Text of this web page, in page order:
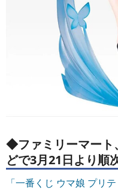
◆ファミリーマート
どで3月21日より順
「一番くじ ウマ娘 プリ